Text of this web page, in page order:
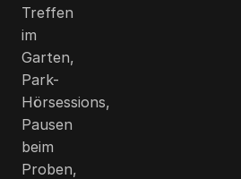
Treffen
im
Garten,
Park-
Hörsessions,
Pausen
beim
Proben,